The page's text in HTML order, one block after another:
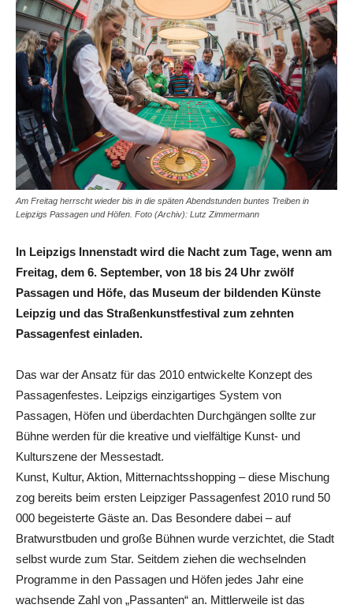
Am Freitag herrscht wieder bis in die späten Abendstunden buntes Treiben in
Leipzigs Passagen und Höfen. Foto (Archiv): Lutz Zimmermann
In Leipzigs Innenstadt wird die Nacht zum Tage, wenn am
Freitag, dem 6. September, von 18 bis 24 Uhr zwölf
Passagen und Höfe, das Museum der bildenden Künste
Leipzig und das Straßenkunstfestival zum zehnten
Passagenfest einladen.
Das war der Ansatz für das 2010 entwickelte Konzept des
Passagenfestes. Leipzigs einzigartiges System von
Passagen, Höfen und überdachten Durchgängen sollte zur
Bühne werden für die kreative und vielfältige Kunst- und
Kulturszene der Messestadt.
Kunst, Kultur, Aktion, Mitternachtsshopping – diese Mischung
zog bereits beim ersten Leipziger Passagenfest 2010 rund 50
000 begeisterte Gäste an. Das Besondere dabei – auf
Bratwurstbuden und große Bühnen wurde verzichtet, die Stadt
selbst wurde zum Star. Seitdem ziehen die wechselnden
Programme in den Passagen und Höfen jedes Jahr eine
wachsende Zahl von „Passanten“ an. Mittlerweile ist das